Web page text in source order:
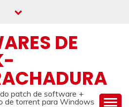
DE
patch de software +
de torrent para Windows